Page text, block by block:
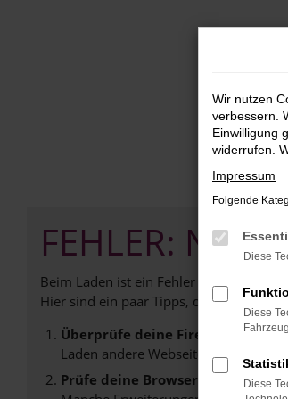
FEHLER:
Beim Laden ist ein Fehler aufgetreten.
Hier sind ein paar Tipps, die dir helfen
Überprüfe deine Firewall und
Laden andere Webseiten, zum
Prüfe deine
Wir nutzen
verbessern.
Einwilligung
widerrufen.
Impressum
Folgende
Diese
Diese
Diese